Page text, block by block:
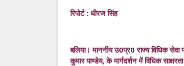
रिपोर्ट : धीरज सिंह
बलिया। माननीय उ0प्र0 राज्य विधिक
कुमार पाण्डेय, के मार्गदर्शन में विधिक